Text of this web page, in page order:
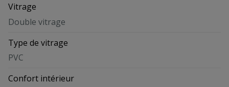
Vitrage
Double vitrage
Type de vitrage
PVC
Confort intérieur